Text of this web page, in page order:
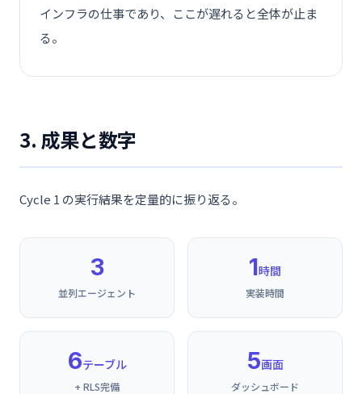
インフラの仕事であり、ここが遅れると全体が止ま
る。
3. 成果と数字
Cycle 1 の実行結果を定量的に振り返る。
3
並列エージェント
1時間
実装時間
6テーブル
+ RLS完備
5画面
ダッシュボード